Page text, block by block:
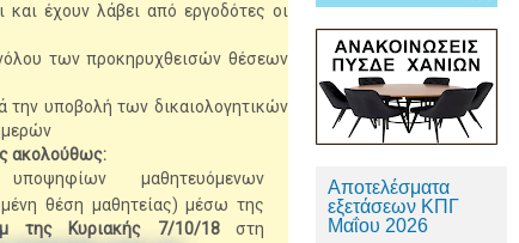
και έχουν λάβει από εργοδότες οι
των προκηρυχθεισών θέσεων
την υποβολή των δικαιολογητικών
ακολούθως:
μαθητευόμενων
θέση μαθητείας) μέσω της
της Κυριακής 7/10/18στη
Αποτελέσματα
εξετάσεων ΚΠΓ
Μαΐου 2026